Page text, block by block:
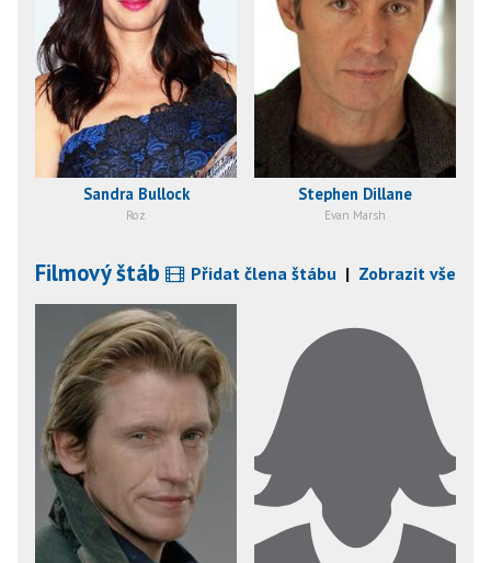
Sandra Bullock
Roz
Stephen Dillane
Evan Marsh
Filmový štáb Přidat člena štábu | Zobrazit vše